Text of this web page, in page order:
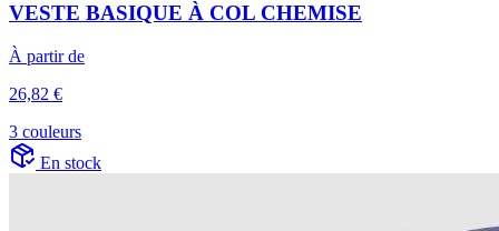
VESTE BASIQUE À COL CHEMISE
À partir de
26,82 €
3 couleurs
En stock